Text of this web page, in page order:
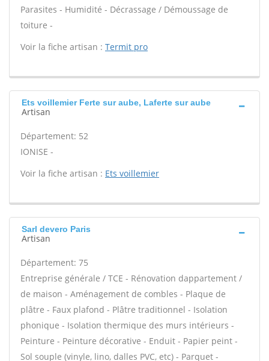
Parasites - Humidité - Décrassage / Démoussage de
toiture -
Voir la fiche artisan : Termit pro
Ets voillemier Ferte sur aube, Laferte sur aube
Artisan
Département: 52
IONISE -
Voir la fiche artisan : Ets voillemier
Sarl devero Paris
Artisan
Département: 75
Entreprise générale / TCE - Rénovation dappartement /
de maison - Aménagement de combles - Plaque de
plâtre - Faux plafond - Plâtre traditionnel - Isolation
phonique - Isolation thermique des murs intérieurs -
Peinture - Peinture décorative - Enduit - Papier peint -
Sol souple (vinyle, lino, dalles PVC, etc) - Parquet -